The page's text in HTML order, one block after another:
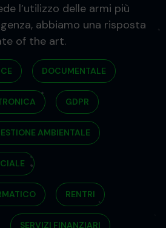
l’utilizzo delle armi più
abbiamo una risposta
of the art.
DOCUMENTALE
GDPR
AMBIENTALE
RENTRI
SERVIZI FINANZIARI